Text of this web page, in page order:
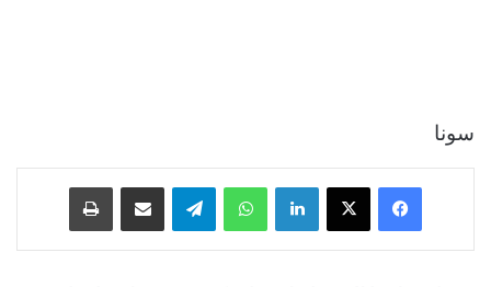
سونا
فيسبوك ‫X لينكدإن واتساب تيلقرام